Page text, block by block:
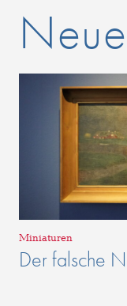
Miniaturen
Der falsche